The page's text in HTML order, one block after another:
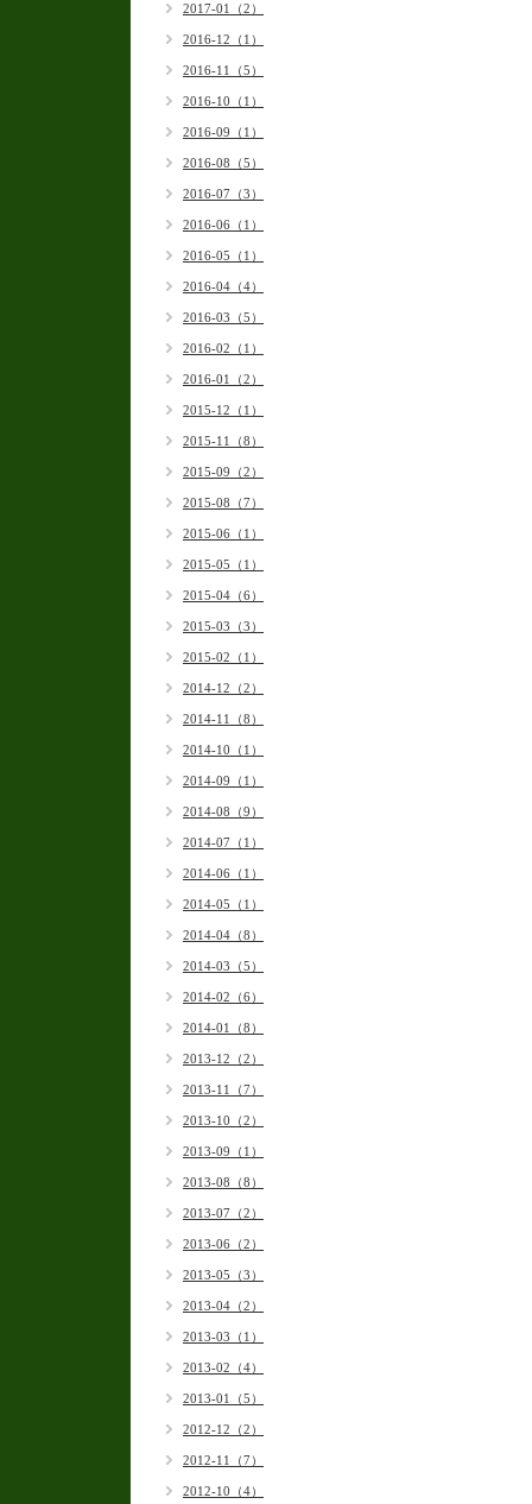
2017-01（2）
2016-12（1）
2016-11（5）
2016-10（1）
2016-09（1）
2016-08（5）
2016-07（3）
2016-06（1）
2016-05（1）
2016-04（4）
2016-03（5）
2016-02（1）
2016-01（2）
2015-12（1）
2015-11（8）
2015-09（2）
2015-08（7）
2015-06（1）
2015-05（1）
2015-04（6）
2015-03（3）
2015-02（1）
2014-12（2）
2014-11（8）
2014-10（1）
2014-09（1）
2014-08（9）
2014-07（1）
2014-06（1）
2014-05（1）
2014-04（8）
2014-03（5）
2014-02（6）
2014-01（8）
2013-12（2）
2013-11（7）
2013-10（2）
2013-09（1）
2013-08（8）
2013-07（2）
2013-06（2）
2013-05（3）
2013-04（2）
2013-03（1）
2013-02（4）
2013-01（5）
2012-12（2）
2012-11（7）
2012-10（4）